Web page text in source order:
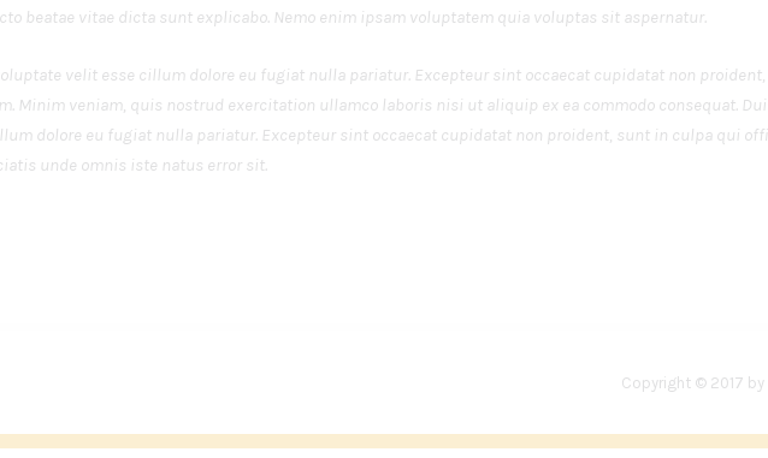
beatae vitae dicta sunt explicabo. Nemo enim ipsam voluptatem quia voluptas sit aspernatur.
velit esse cillum dolore eu fugiat nulla pariatur. Excepteur sint occaecat cupidatat non
Minim veniam, quis nostrud exercitation ullamco laboris nisi ut aliquip ex ea commodo consequat.
dolore eu fugiat nulla pariatur. Excepteur sint occaecat cupidatat non proident, sunt in culpa qui
unde omnis iste natus error sit.
Copyright © 2017 by